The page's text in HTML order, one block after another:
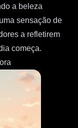
a beleza
sensação de
a refletirem
começa.